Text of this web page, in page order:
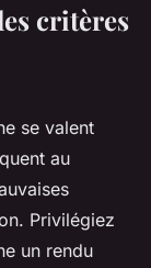
critères
se valent
au
Privilégiez
un rendu